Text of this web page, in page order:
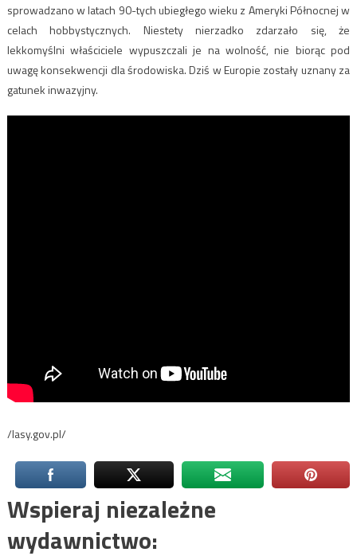
sprowadzano w latach 90-tych ubiegłego wieku z Ameryki Północnej w
celach hobbystycznych. Niestety nierzadko zdarzało się, że
lekkomyślni właściciele wypuszczali je na wolność, nie biorąc pod
uwagę konsekwencji dla środowiska. Dziś w Europie zostały uznany za
gatunek inwazyjny.
/lasy.gov.pl/
Wspieraj niezależne
wydawnictwo: